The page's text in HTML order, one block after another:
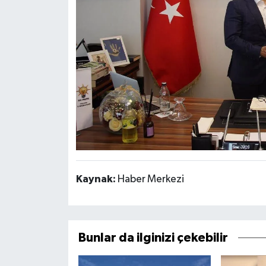
Kaynak: Haber Merkezi
Bunlar da ilginizi çekebilir